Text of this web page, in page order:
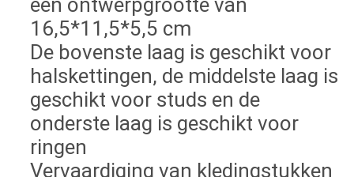
een ontwerpgrootte van
16,5*11,5*5,5 cm
De bovenste laag is geschikt voor
halskettingen, de middelste laag is
geschikt voor studs en de
onderste laag is geschikt voor
ringen
Vervaardiging van kledingstukken